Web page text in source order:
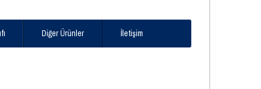
Diğer Ürünler İletişim